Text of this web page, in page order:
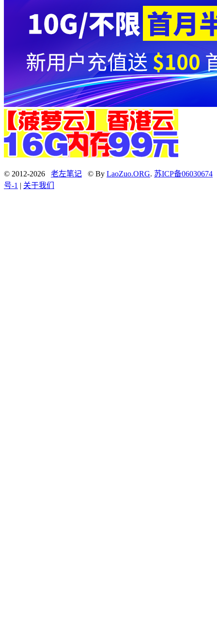
© 2012-2026 老左笔记 © By LaoZuo.ORG. 苏ICP备06030674
号-1 | 关于我们